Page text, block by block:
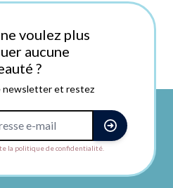
voulez plus
aucune
?
newsletter et restez
la politique de confidentialité.